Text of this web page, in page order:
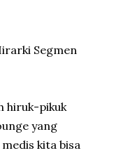
Segmen
hiruk-pikuk
yang
kita bisa